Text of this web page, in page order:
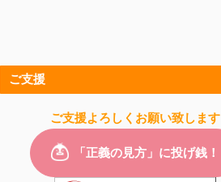
ご支援
ご支援よろしくお願い致します